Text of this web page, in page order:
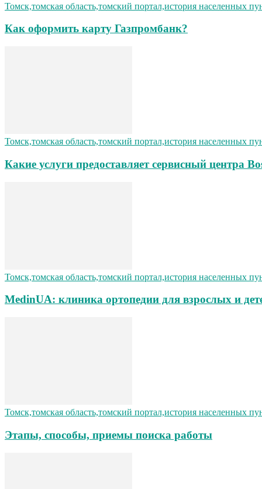
Томск,томская область,томский портал,история населенных
Как оформить карту Газпромбанк?
Томск,томская область,томский портал,история населенных
Какие услуги предоставляет сервисный центра
Томск,томская область,томский портал,история населенных
MedinUA: клиника ортопедии для взрослых и
Томск,томская область,томский портал,история населенных
Этапы, способы, приемы поиска работы